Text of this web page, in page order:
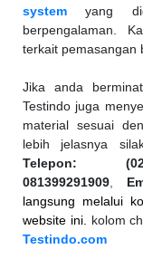
system yang
berpengalaman.
terkait pemasangan
Jika anda
Testindo juga
material sesuai
lebih jelasnya
Telepon:
081399291909
langsung melalui
website ini.
kolom
Testindo.com